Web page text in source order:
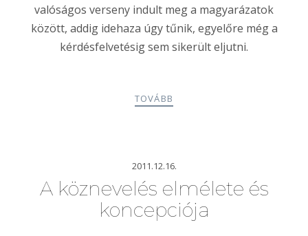
valóságos verseny indult meg a magyarázatok
között, addig idehaza úgy tűnik, egyelőre még a
kérdésfelvetésig sem sikerült eljutni.
TOVÁBB
2011.12.16.
A köznevelés elmélete és
koncepciója